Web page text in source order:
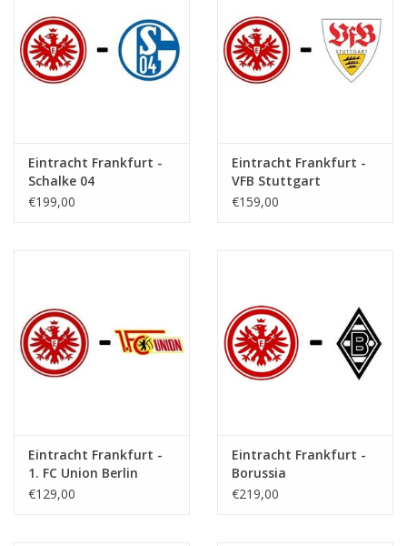
Eintracht Frankfurt -
Schalke 04
€199,00
Eintracht Frankfurt -
VFB Stuttgart
€159,00
Eintracht Frankfurt -
1. FC Union Berlin
€129,00
Eintracht Frankfurt -
Borussia
Monchengladbach
€219,00